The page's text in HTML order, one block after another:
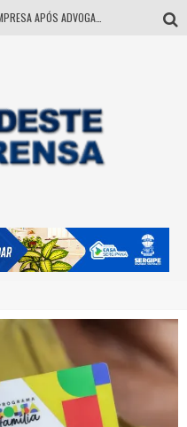
TRT MULTA EMPRESA APÓS ADVOGADA USAR IA E INVENTAR PRECEDENTES JUDICIAIS
Mulher morre durante operação contra grupo investigado por roubo de cargas e tráfico de drogas em Sergipe